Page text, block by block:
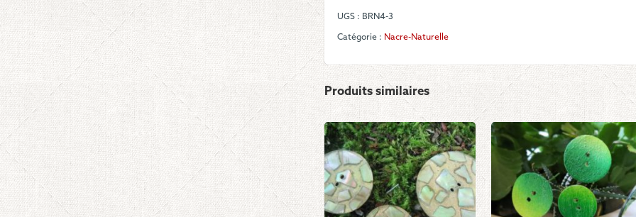
UGS : BRN4-3
Catégorie : Nacre-Naturelle
Produits similaires